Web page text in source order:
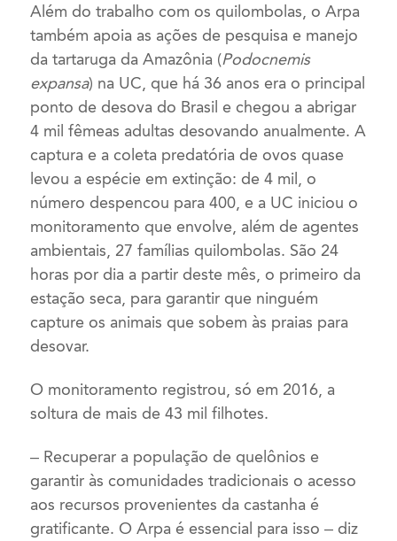
Além do trabalho com os quilombolas, o Arpa
também apoia as ações de pesquisa e manejo
da tartaruga da Amazônia (Podocnemis
expansa) na UC, que há 36 anos era o principal
ponto de desova do Brasil e chegou a abrigar
4 mil fêmeas adultas desovando anualmente. A
captura e a coleta predatória de ovos quase
levou a espécie em extinção: de 4 mil, o
número despencou para 400, e a UC iniciou o
monitoramento que envolve, além de agentes
ambientais, 27 famílias quilombolas. São 24
horas por dia a partir deste mês, o primeiro da
estação seca, para garantir que ninguém
capture os animais que sobem às praias para
desovar.
O monitoramento registrou, só em 2016, a
soltura de mais de 43 mil filhotes.
– Recuperar a população de quelônios e
garantir às comunidades tradicionais o acesso
aos recursos provenientes da castanha é
gratificante. O Arpa é essencial para isso – diz